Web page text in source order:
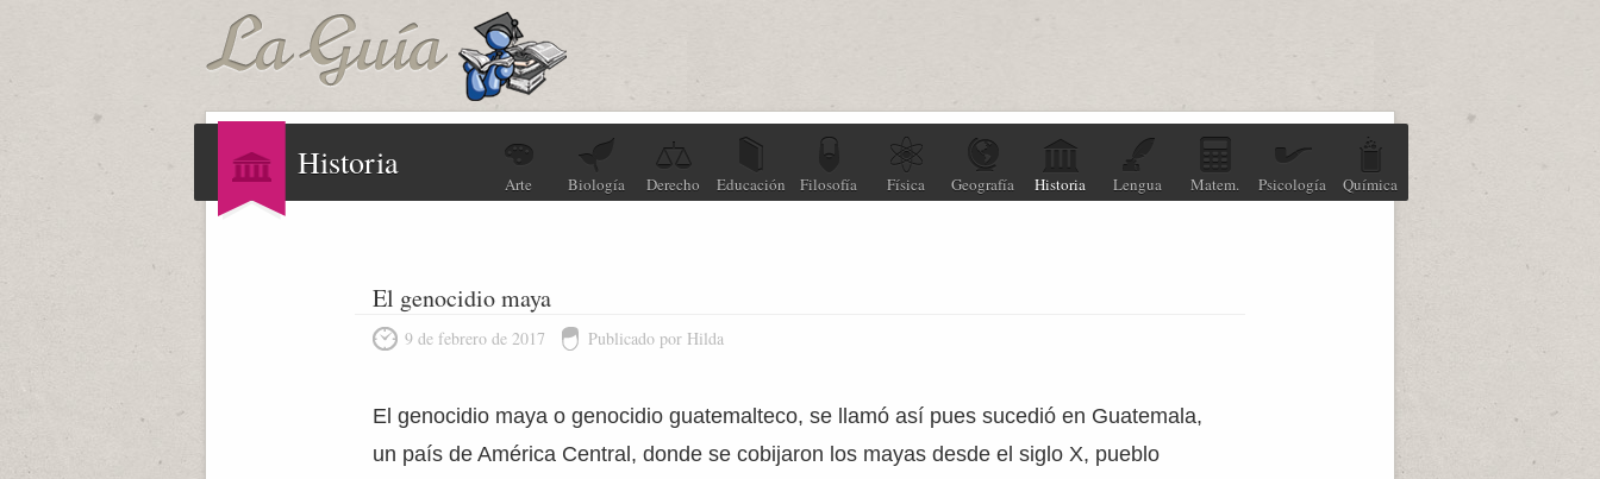
Historia
Arte Biología Derecho Educación Filosofía Física Geografía Historia Lengua Matem. Psicología Química
El genocidio maya
9 de febrero de 2017 Publicado por Hilda
El genocidio maya o genocidio guatemalteco, se llamó así pues sucedió en Guatemala,
un país de América Central, donde se cobijaron los mayas desde el siglo X, pueblo